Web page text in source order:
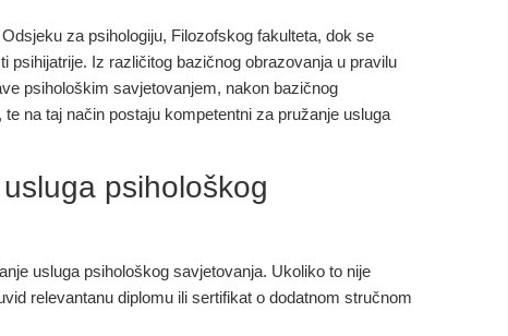
za psihologiju, Filozofskog fakulteta, dok se
psihijatrije. Iz različitog bazičnog obrazovanja u pravilu
psihološkim savjetovanjem, nakon bazičnog
na taj način postaju kompetentni za pružanje usluga
psihološkog
usluga psihološkog savjetovanja. Ukoliko to nije
relevantanu diplomu ili sertifikat o dodatnom stručnom